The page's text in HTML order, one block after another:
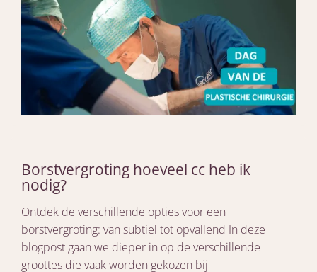
Borstvergroting hoeveel cc heb ik
nodig?
Ontdek de verschillende opties voor een
borstvergroting: van subtiel tot opvallend In deze
blogpost gaan we dieper in op de verschillende
groottes die vaak worden gekozen bij